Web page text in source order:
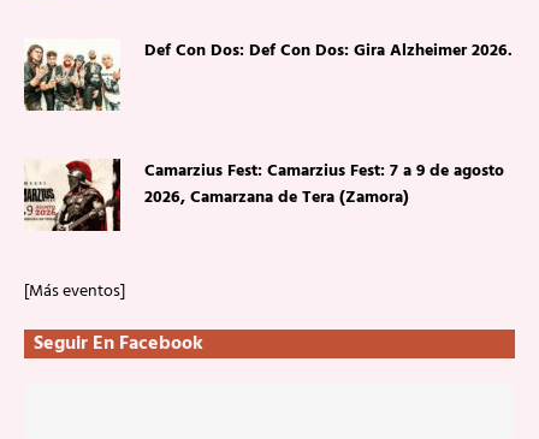
Def Con Dos: Def Con Dos: Gira Alzheimer 2026.
Camarzius Fest: Camarzius Fest: 7 a 9 de agosto
2026, Camarzana de Tera (Zamora)
[Más eventos]
Seguir En Facebook